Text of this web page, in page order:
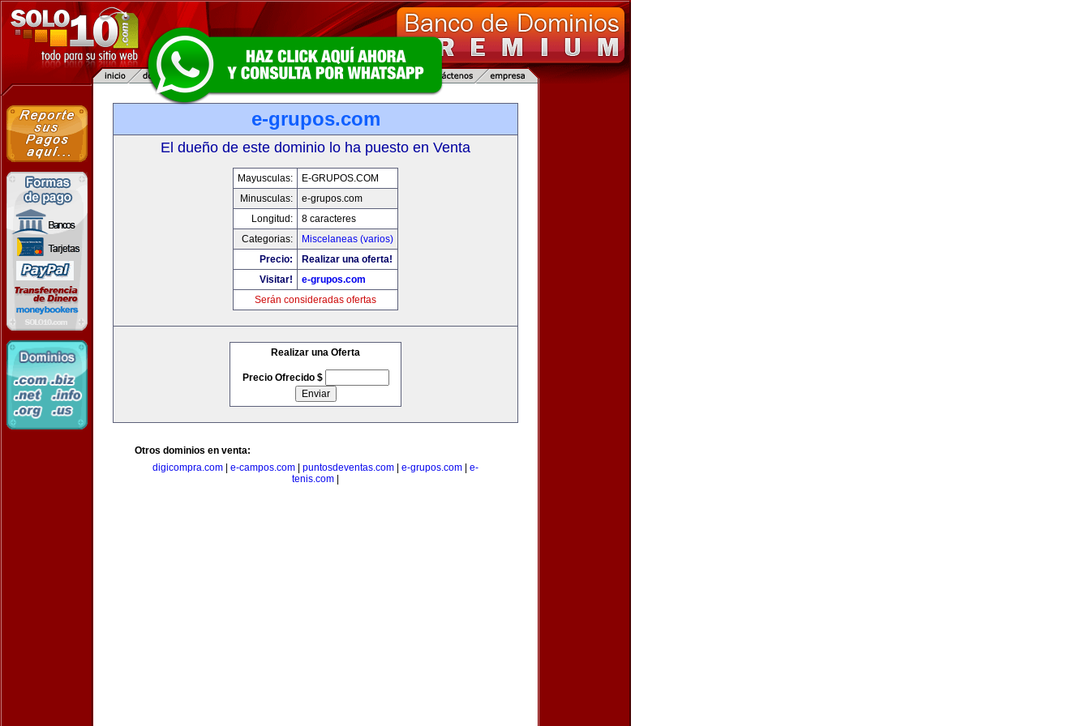
e-grupos.com
El dueño de este dominio lo ha puesto en Venta
Mayusculas:
E-GRUPOS.COM
Minusculas:
e-grupos.com
Longitud:
8 caracteres
Categorias:
Miscelaneas (varios)
Precio:
Realizar una oferta!
Visitar!
e-grupos.com
Serán consideradas ofertas
Realizar una Oferta
Precio Ofrecido $
Otros dominios en venta:
digicompra.com
e-campos.com puntosdeventas.com e-grupos.com
e-
tenis.com